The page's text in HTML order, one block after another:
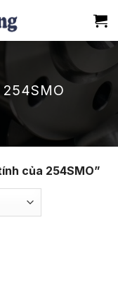
của 254SMO”